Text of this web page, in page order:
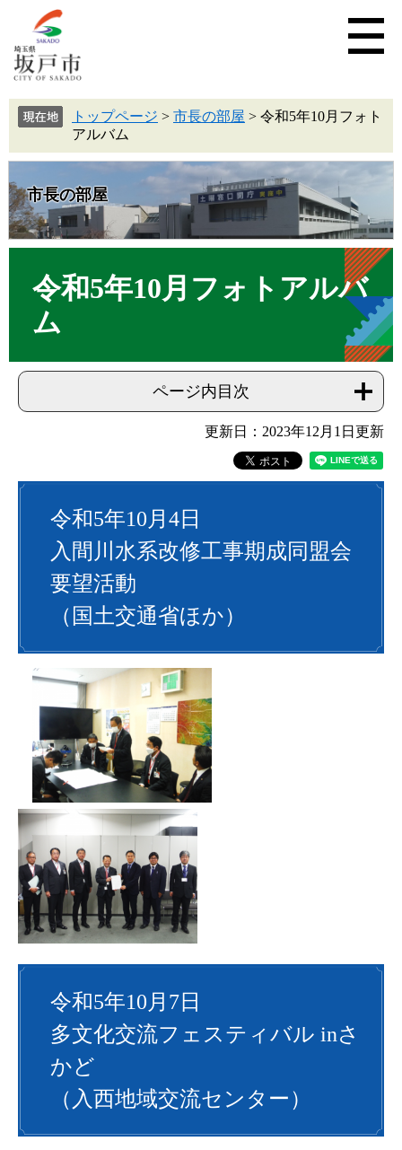
トップページ > 市長の部屋 > 令和5年10月フォト
アルバム
市長の部屋
令和5年10月フォトアルバ
ム
ページ内目次
更新日：2023年12月1日更新
令和5年10月4日
入間川水系改修工事期成同盟会
要望活動
（国土交通省ほか）
令和5年10月7日
多文化交流フェスティバル inさ
かど
（入西地域交流センター）